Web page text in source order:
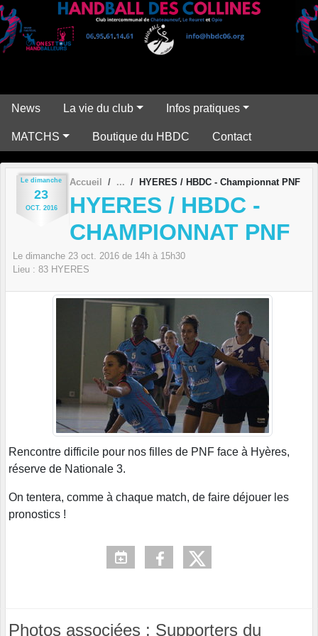
News La vie du club Infos pratiques
MATCHS Boutique du HBDC Contact
Le dimanche
23
OCT. 2016
Accueil HYERES / HBDC - Championnat PNF
HYERES / HBDC -
CHAMPIONNAT PNF
Le dimanche 23 oct. 2016 de 14h à 15h30
Lieu : 83 HYERES
Rencontre difficile pour nos filles de PNF face à Hyères,
réserve de Nationale 3.
On tentera, comme à chaque match, de faire déjouer les
pronostics !
Photos associées : Supporters du
Panneau de gestion des cookies